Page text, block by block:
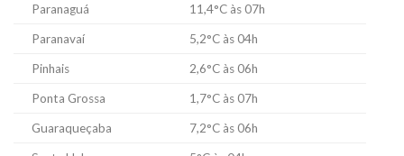
Paranaguá 11,4°C às 07h
Paranavaí 5,2°C às 04h
Pinhais 2,6°C às 06h
Ponta Grossa 1,7°C às 07h
Guaraqueçaba 7,2°C às 06h